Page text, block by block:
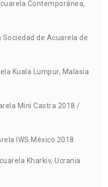
Contemporánea,
de Acuarela de
Kuala Lumpur, Malasia
Mini Castra 2018 /
IWS México 2018
Kharkiv, Ucrania